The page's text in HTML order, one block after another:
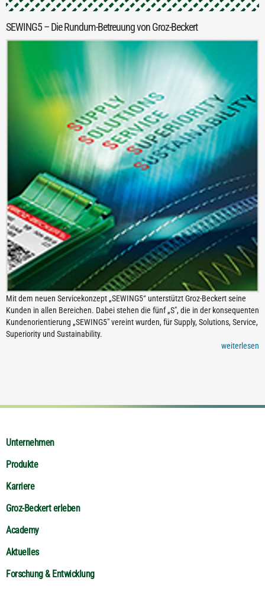
SEWING5 – Die Rundum-Betreuung von Groz-Beckert
Mit dem neuen Servicekonzept „SEWING5“ unterstützt Groz-Beckert seine
Kunden in allen Bereichen. Dabei stehen die fünf „S", die in der konsequenten
Kundenorientierung „SEWING5" vereint wurden, für Supply, Solutions, Service,
Superiority und Sustainability.
weiterlesen
Unternehmen
Produkte
Karriere
Groz-Beckert erleben
Academy
Aktuelles
Forschung & Entwicklung